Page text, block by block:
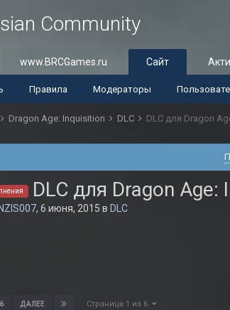
Community
www.BRCGames.ru Сайт
Правила Модераторы
Dragon Age: Inquisition DLC DLC для Dragon
DLC для Dragon Age:
, 6 июня, 2015 в DLC
6 ДАЛЕЕ Страница 1 из 6